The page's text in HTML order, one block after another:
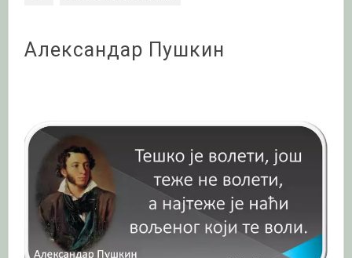
Александар Пушкин